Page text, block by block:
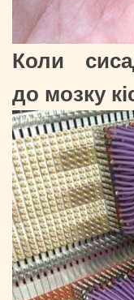
Коли
до мозку